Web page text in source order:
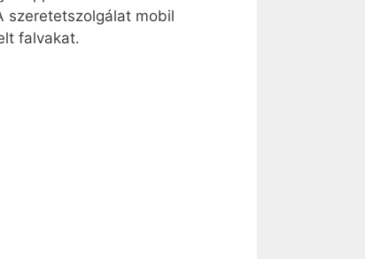
szeretetszolgálat mobil
falvakat.